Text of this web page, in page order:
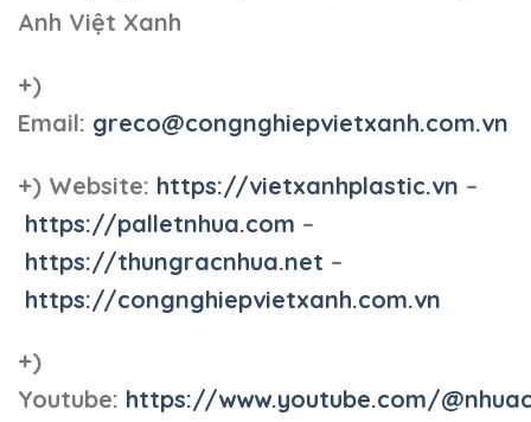
Anh Việt Xanh
+)
Email: greco@congnghiepvietxanh.com.vn
+) Website: https://vietxanhplastic.vn –
https://palletnhua.com –
https://thungracnhua.net –
https://congnghiepvietxanh.com.vn
+)
Youtube: https://www.youtube.com/